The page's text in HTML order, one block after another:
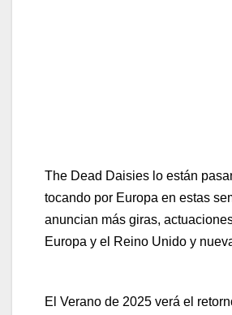
The Dead Daisies lo están
tocando por Europa en estas
anuncian más giras,
Europa y el Reino Unido y
El Verano de 2025 verá el